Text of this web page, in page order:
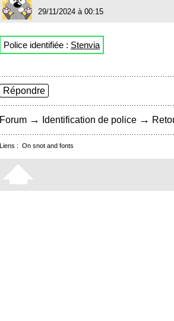
29/11/2024 à 00:15
Police identifiée : Stenvia
Répondre
Forum → Identification de police →
Liens : On snot and fonts